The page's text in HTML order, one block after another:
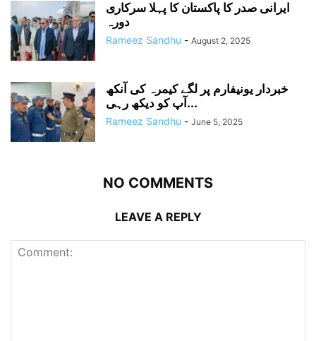
ایرانی صدر کا پاکستان کا پہلا سرکاری
دورہ
Rameez Sandhu - August 2, 2025
خبردار یونیفارم پر لگے کیمرہ کی آنکھ
آپ کو دیکھ رہی...
Rameez Sandhu - June 5, 2025
NO COMMENTS
LEAVE A REPLY